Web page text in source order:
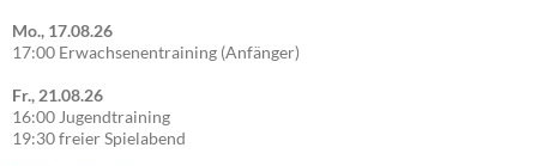
Mo., 17.08.26
17:00 Erwachsenentraining (Anfänger)
Fr., 21.08.26
16:00 Jugendtraining
19:30 freier Spielabend